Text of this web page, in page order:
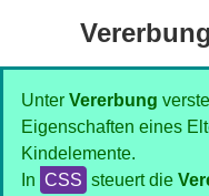
Unter Vererbung
Eigenschaften eines
Kindelemente.
In CSS steuert die